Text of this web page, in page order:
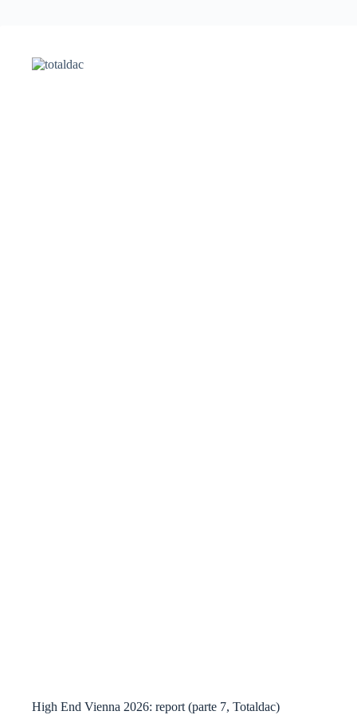
High End Vienna 2026: report (parte 7, Totaldac)